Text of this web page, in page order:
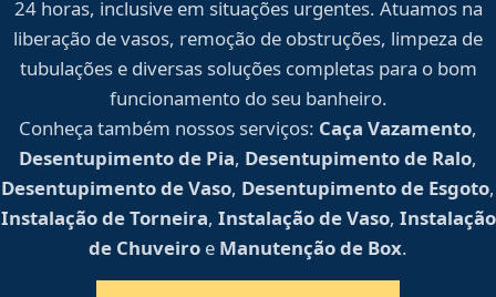
24 horas, inclusive em situações urgentes. Atuamos na
liberação de vasos, remoção de obstruções, limpeza de
tubulações e diversas soluções completas para o bom
funcionamento do seu banheiro.
Conheça também nossos serviços: Caça Vazamento,
Desentupimento de Pia, Desentupimento de Ralo,
Desentupimento de Vaso, Desentupimento de Esgoto,
Instalação de Torneira, Instalação de Vaso, Instalação
de Chuveiro e Manutenção de Box.